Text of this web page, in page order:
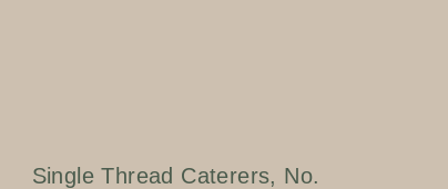
Single Thread Caterers, No.